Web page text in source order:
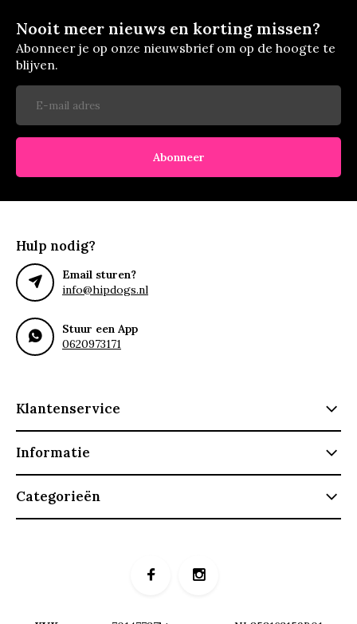
Nooit meer nieuws en korting missen?
Abonneer je op onze nieuwsbrief om op de hoogte te
blijven.
Abonneer
Hulp nodig?
Email sturen?
info@hipdogs.nl
Stuur een App
0620973171
Klantenservice
Informatie
Categorieën